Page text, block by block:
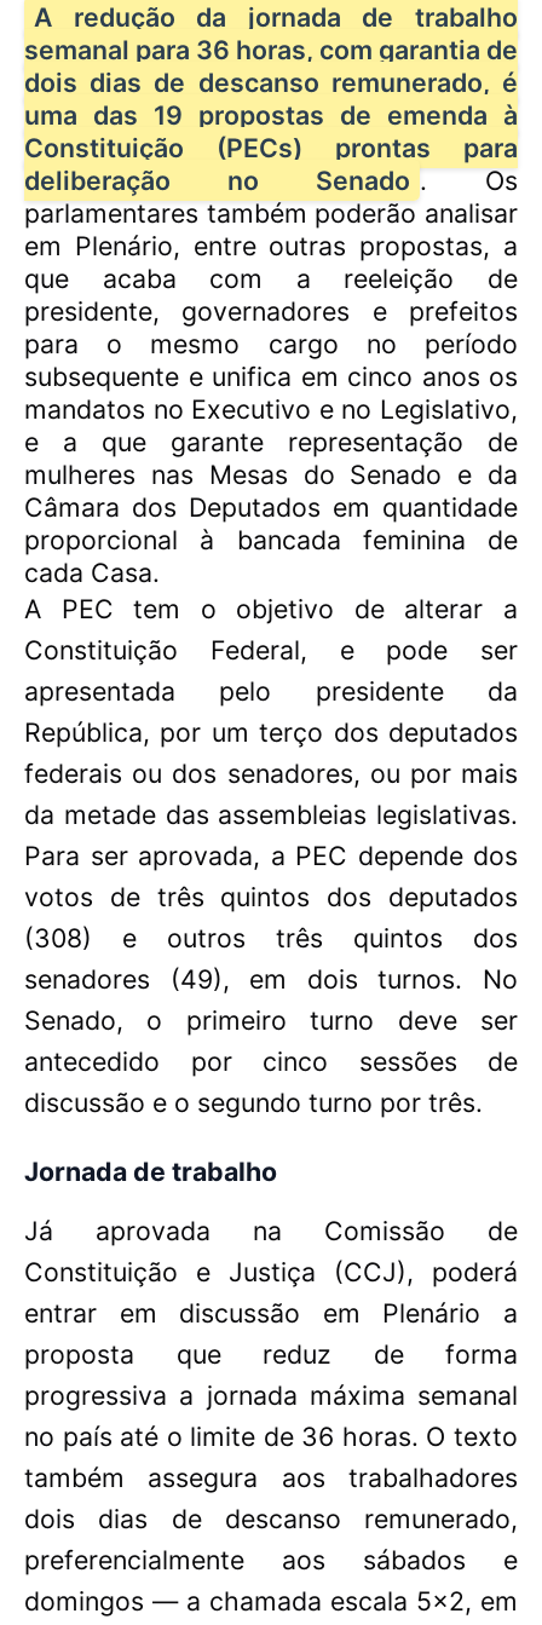
A redução da jornada de trabalho
semanal para 36 horas, com garantia de
dois dias de descanso remunerado, é
uma das 19 propostas de emenda à
Constituição (PECs) prontas para
deliberação no Senado . Os
parlamentares também poderão analisar
em Plenário, entre outras propostas, a
que acaba com a reeleição de
presidente, governadores e prefeitos
para o mesmo cargo no período
subsequente e unifica em cinco anos os
mandatos no Executivo e no Legislativo,
e a que garante representação de
mulheres nas Mesas do Senado e da
Câmara dos Deputados em quantidade
proporcional à bancada feminina de
cada Casa.
A PEC tem o objetivo de alterar a
Constituição Federal, e pode ser
apresentada pelo presidente da
República, por um terço dos deputados
federais ou dos senadores, ou por mais
da metade das assembleias legislativas.
Para ser aprovada, a PEC depende dos
votos de três quintos dos deputados
(308) e outros três quintos dos
senadores (49), em dois turnos. No
Senado, o primeiro turno deve ser
antecedido por cinco sessões de
discussão e o segundo turno por três.
Jornada de trabalho
Já aprovada na Comissão de
Constituição e Justiça (CCJ), poderá
entrar em discussão em Plenário a
proposta que reduz de forma
progressiva a jornada máxima semanal
no país até o limite de 36 horas. O texto
também assegura aos trabalhadores
dois dias de descanso remunerado,
preferencialmente aos sábados e
domingos — a chamada escala 5x2, em